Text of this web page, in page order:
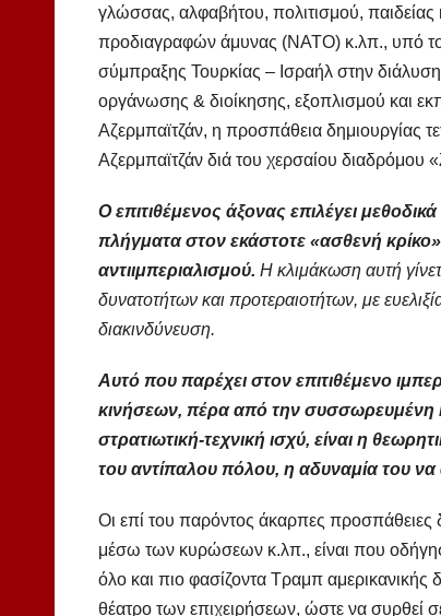
γλώσσας, αλφαβήτου, πολιτισμού,
προδιαγραφών άμυνας (ΝΑΤΟ) κ.λπ., υπό τον
σύμπραξης Τουρκίας – Ισραήλ στην
οργάνωσης & διοίκησης, εξοπλισμού και
Αζερμπαϊτζάν, η προσπάθεια δημιουργίας
Αζερμπαϊτζάν διά του χερσαίου διαδρόμου
Ο επιτιθέμενος άξονας επιλέγει
πλήγματα στον εκάστοτε «ασθενή
αντιιμπεριαλισμού. Η κλιμάκωση αυτή
δυνατοτήτων και προτεραιοτήτων, με
διακινδύνευση.
Αυτό που παρέχει στον επιτιθέμενο
κινήσεων, πέρα από την συσσωρευμένη
στρατιωτική-τεχνική ισχύ, είναι η
του αντίπαλου πόλου, η αδυναμία του
Οι επί του παρόντος άκαρπες προσπάθειες
μέσω των κυρώσεων κ.λπ., είναι που
όλο και πιο φασίζοντα Τραμπ
θέατρο των επιχειρήσεων, ώστε να συρθεί